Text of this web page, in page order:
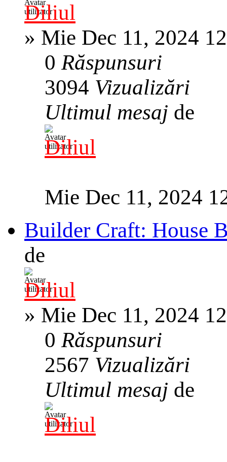
Diliul
» Mie Dec 11, 2024
0Răspunsuri
3094 Vizualizări
Ultimul mesaj de
Diliul
Mie Dec 11, 2024
Builder Craft: House
de
Diliul
» Mie Dec 11, 2024
0Răspunsuri
2567 Vizualizări
Ultimul mesaj de
Diliul